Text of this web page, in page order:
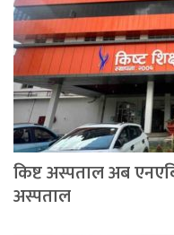
किष्ट अस्पताल अब
अस्पताल